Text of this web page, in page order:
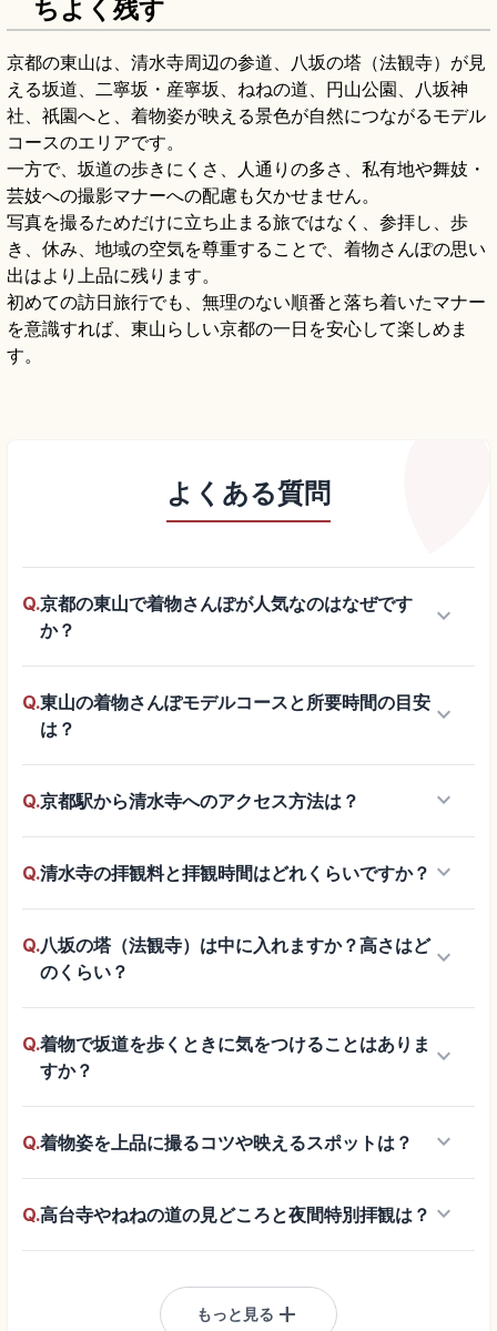
ちよく残す
京都の東山は、清水寺周辺の参道、八坂の塔（法観寺）が見
える坂道、二寧坂・産寧坂、ねねの道、円山公園、八坂神
社、祇園へと、着物姿が映える景色が自然につながるモデル
コースのエリアです。
一方で、坂道の歩きにくさ、人通りの多さ、私有地や舞妓・
芸妓への撮影マナーへの配慮も欠かせません。
写真を撮るためだけに立ち止まる旅ではなく、参拝し、歩
き、休み、地域の空気を尊重することで、着物さんぽの思い
出はより上品に残ります。
初めての訪日旅行でも、無理のない順番と落ち着いたマナー
を意識すれば、東山らしい京都の一日を安心して楽しめま
す。
よくある質問
Q.京都の東山で着物さんぽが人気なのはなぜです
か？
keyboard_arrow_down
Q.東山の着物さんぽモデルコースと所要時間の目安
は？
keyboard_arrow_down
Q.京都駅から清水寺へのアクセス方法は？ keyboard_arrow_down
Q.清水寺の拝観料と拝観時間はどれくらいですか？ keyboard_arrow_down
Q.八坂の塔（法観寺）は中に入れますか？高さはど
のくらい？
keyboard_arrow_down
Q.着物で坂道を歩くときに気をつけることはありま
すか？
keyboard_arrow_down
Q.着物姿を上品に撮るコツや映えるスポットは？ keyboard_arrow_down
Q.高台寺やねねの道の見どころと夜間特別拝観は？ keyboard_arrow_down
もっと見る add